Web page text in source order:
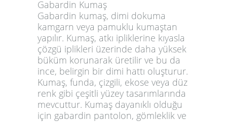
Gabardin Kumaş
Gabardin kumaş, dimi dokuma
kamgarn veya pamuklu kumaştan
yapılır. Kumaş, atkı ipliklerine kıyasla
çözgü iplikleri üzerinde daha yüksek
büküm korunarak üretilir ve bu da
ince, belirgin bir dimi hattı oluşturur.
Kumaş, funda, çizgili, ekose veya düz
renk gibi çeşitli yüzey tasarımlarında
mevcuttur. Kumaş dayanıklı olduğu
için gabardin pantolon, gömleklik ve